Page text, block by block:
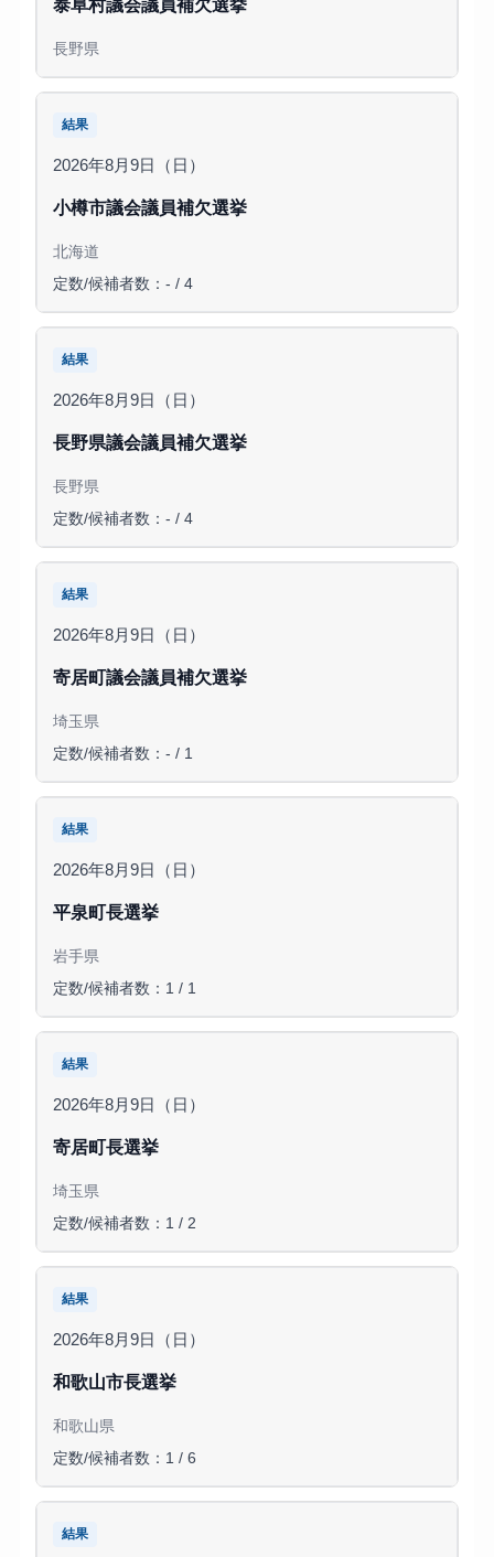
泰阜村議会議員補欠選挙
長野県
結果
2026年8月9日（日）
小樽市議会議員補欠選挙
北海道
定数/候補者数：- / 4
結果
2026年8月9日（日）
長野県議会議員補欠選挙
長野県
定数/候補者数：- / 4
結果
2026年8月9日（日）
寄居町議会議員補欠選挙
埼玉県
定数/候補者数：- / 1
結果
2026年8月9日（日）
平泉町長選挙
岩手県
定数/候補者数：1 / 1
結果
2026年8月9日（日）
寄居町長選挙
埼玉県
定数/候補者数：1 / 2
結果
2026年8月9日（日）
和歌山市長選挙
和歌山県
定数/候補者数：1 / 6
結果